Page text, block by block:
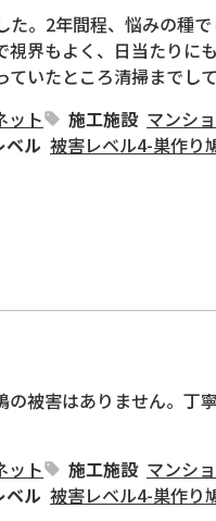
。2年間程、悩みの種で
界もよく、日当たりに
いたところ清掃までし
ット 施工施設 マンシ
ベル 被害レベル4-巣作り
被害はありません。
ット 施工施設 マンシ
ベル 被害レベル4-巣作り